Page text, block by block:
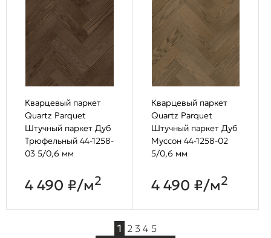
Кварцевый паркет
Quartz Parquet
Штучный паркет Дуб
Трюфельный 44-1258-
03 5/0,6 мм
4 490 ₽/м2
Кварцевый паркет
Quartz Parquet
Штучный паркет Дуб
Муссон 44-1258-02
5/0,6 мм
4 490 ₽/м2
1 2 3 4 5